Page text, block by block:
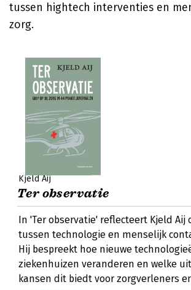
tussen hightech interventies en
zorg.
Kjeld Aij
Ter observatie
In 'Ter observatie' reflecteert Kjeld Aij
tussen technologie en menselijk
Hij bespreekt hoe nieuwe
ziekenhuizen veranderen en welke
kansen dit biedt voor zorgverleners